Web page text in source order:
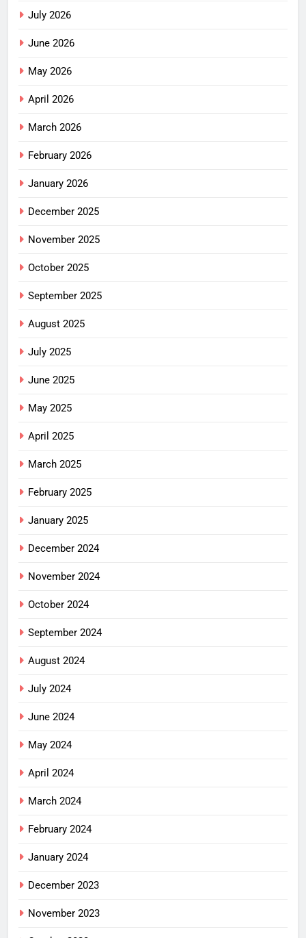
July 2026
June 2026
May 2026
April 2026
March 2026
February 2026
January 2026
December 2025
November 2025
October 2025
September 2025
August 2025
July 2025
June 2025
May 2025
April 2025
March 2025
February 2025
January 2025
December 2024
November 2024
October 2024
September 2024
August 2024
July 2024
June 2024
May 2024
April 2024
March 2024
February 2024
January 2024
December 2023
November 2023